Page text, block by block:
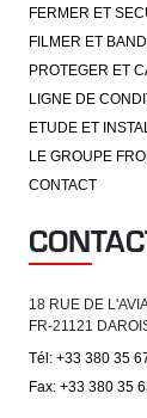
FERMER ET
FILMER ET
PROTEGER ET
LIGNE DE
ETUDE ET
LE GROUPE
CONTACT
18 RUE DE
FR-21121
Tél: +33 380 35
Fax: +33 380 35